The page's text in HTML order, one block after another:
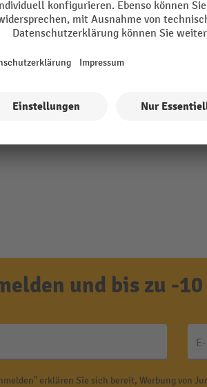
und bis zu -
erklären Sie sich bereit, Werbung von